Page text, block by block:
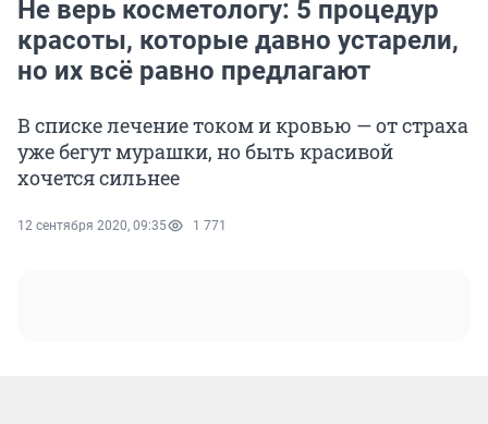
Не верь косметологу: 5 процедур
красоты, которые давно устарели,
но их всё равно предлагают
В списке лечение током и кровью — от страха
уже бегут мурашки, но быть красивой
хочется сильнее
12 сентября 2020, 09:35 1 771